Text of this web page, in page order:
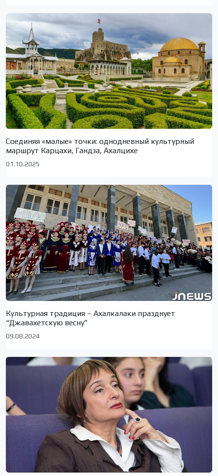
Соединяя «малые» точки: однодневный культурный
маршрут Карцахи, Гандза, Ахалцихе
01.10.2025
Культурная традиция – Ахалкалаки празднует
“Джавахетскую весну”
09.08.2024